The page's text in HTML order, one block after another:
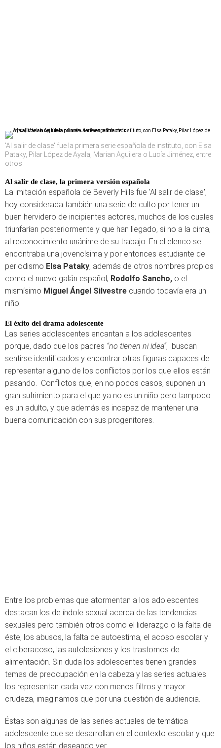
'Al salir de clase' fue la primera serie española de instituto, con Elsa
Pataky, Pilar López de Ayala, Marian Aguilera o Lucía Jiménez, entre
otros
Al salir de clase, la primera versión española
La imitación española de Beverly Hills fue 'Al salir de clase',
hoy considerada también una serie de culto por tener un
buen hervidero de incipientes actores, muchos de los cuales
triunfarían posteriormente y que han llegado, si no a la cima,
al reconocimiento unánime de su trabajo. En el elenco se
encontraba una jovencísima y por entonces estudiante de
periodismo Elsa Pataky, además de otros nombres propios
como el nuevo galán español, Rodolfo Sancho, o el
mismísimo Miguel Ángel Silvestre cuando todavía era un
niño.
El éxito del drama adolescente
Las series adolescentes encantan a los adolescentes
porque, dado que los padres “no tienen ni idea”, buscan
sentirse identificados y encontrar otras figuras capaces de
representar alguno de los conflictos por los que ellos están
pasando. Conflictos que, en no pocos casos, suponen un
gran sufrimiento para el que ya no es un niño pero tampoco
es un adulto, y que además es incapaz de mantener una
buena comunicación con sus progenitores.
Entre los problemas que atormentan a los adolescentes
destacan los de índole sexual acerca de las tendencias
sexuales pero también otros como el liderazgo o la falta de
éste, los abusos, la falta de autoestima, el acoso escolar y
el ciberacoso, las autolesiones y los trastornos de
alimentación. Sin duda los adolescentes tienen grandes
temas de preocupación en la cabeza y las series actuales
los representan cada vez con menos filtros y mayor
crudeza, imaginamos que por una cuestión de audiencia.
Éstas son algunas de las series actuales de temática
adolescente que se desarrollan en el contexto escolar y que
los niños están deseando ver.